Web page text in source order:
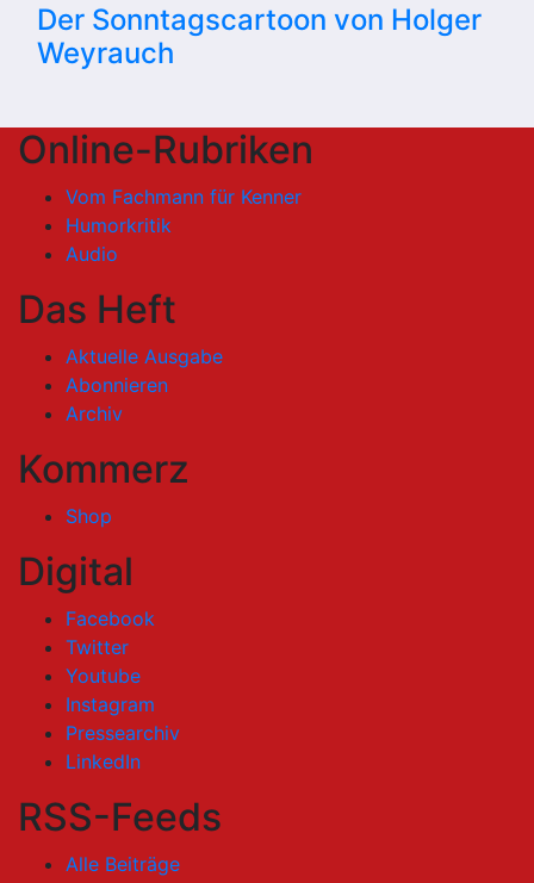
Der Sonntagscartoon von Holger
Weyrauch
Online-Rubriken
Vom Fachmann für Kenner
Humorkritik
Audio
Das Heft
Aktuelle Ausgabe
Abonnieren
Archiv
Kommerz
Shop
Digital
Facebook
Twitter
Youtube
Instagram
Pressearchiv
LinkedIn
RSS-Feeds
Alle Beiträge